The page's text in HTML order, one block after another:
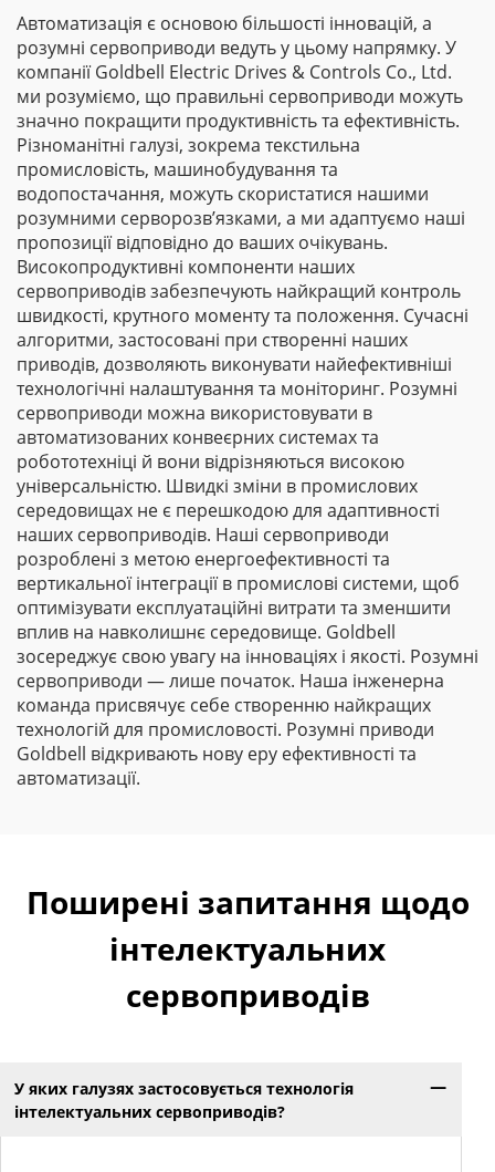
Автоматизація є основою більшості інновацій, а
розумні сервоприводи ведуть у цьому напрямку. У
компанії Goldbell Electric Drives & Controls Co., Ltd.
ми розуміємо, що правильні сервоприводи можуть
значно покращити продуктивність та ефективність.
Різноманітні галузі, зокрема текстильна
промисловість, машинобудування та
водопостачання, можуть скористатися нашими
розумними серворозв’язками, а ми адаптуємо наші
пропозиції відповідно до ваших очікувань.
Високопродуктивні компоненти наших
сервоприводів забезпечують найкращий контроль
швидкості, крутного моменту та положення. Сучасні
алгоритми, застосовані при створенні наших
приводів, дозволяють виконувати найефективніші
технологічні налаштування та моніторинг. Розумні
сервоприводи можна використовувати в
автоматизованих конвеєрних системах та
робототехніці й вони відрізняються високою
універсальністю. Швидкі зміни в промислових
середовищах не є перешкодою для адаптивності
наших сервоприводів. Наші сервоприводи
розроблені з метою енергоефективності та
вертикальної інтеграції в промислові системи, щоб
оптимізувати експлуатаційні витрати та зменшити
вплив на навколишнє середовище. Goldbell
зосереджує свою увагу на інноваціях і якості. Розумні
сервоприводи — лише початок. Наша інженерна
команда присвячує себе створенню найкращих
технологій для промисловості. Розумні приводи
Goldbell відкривають нову еру ефективності та
автоматизації.
Поширені запитання щодо
інтелектуальних
сервоприводів
У яких галузях застосовується технологія
інтелектуальних сервоприводів?